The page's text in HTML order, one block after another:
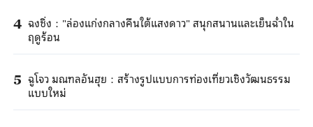
4 ฉงชิ่ง："ล่องแก่งกลางคืนใต้แสงดาว" สนุกสนานและเย็นฉ่ำใน
ฤดูร้อน
5 ฉูโจว มณฑลอันฮุย：สร้างรูปแบบการท่องเที่ยวเชิงวัฒนธรรม
แบบใหม่